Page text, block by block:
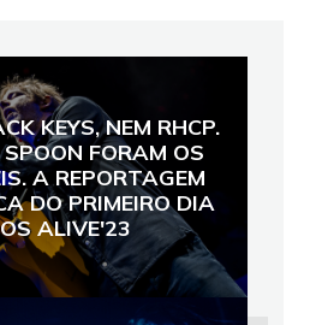
KEYS, NEM RHCP.
SPOON FORAM OS
A REPORTAGEM
DO PRIMEIRO DIA
ALIVE'23